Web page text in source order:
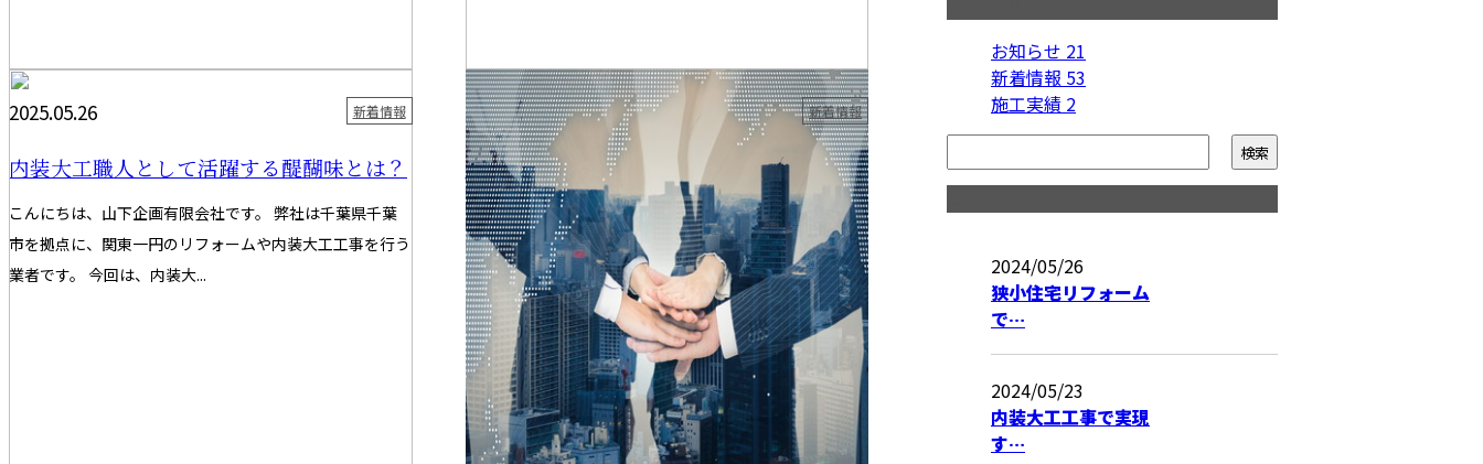
2025.05.26 新着情報
内装大工職人として活躍する醍醐味とは？
こんにちは、山下企画有限会社です。 弊社は千葉県千葉
市を拠点に、関東一円のリフォームや内装大工工事を行う
業者です。 今回は、内装大...
2025.05.23 新着情報
未経験から学べる内装大工の技術
こんにちは、山下企画有限会社です。 千葉県千葉市を拠
点に、関東一円でリフォームや内装大工工事を手掛ける業
者です。 今回は、未経験者...
お知らせ 21
新着情報 53
施工実績 2
2024/05/26
狭小住宅リフォーム
で…
2024/05/23
内装大工工事で実現
す…